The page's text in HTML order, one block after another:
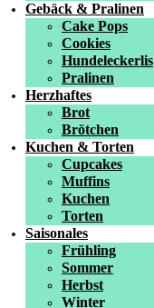
Gebäck & Pralinen
Cake Pops
Cookies
Hundeleckerlis
Pralinen
Herzhaftes
Brot
Brötchen
Kuchen & Torten
Cupcakes
Muffins
Kuchen
Torten
Saisonales
Frühling
Sommer
Herbst
Winter